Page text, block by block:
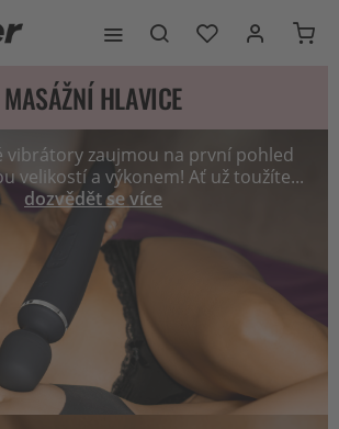
MASÁŽNÍ HLAVICE
vibrátory zaujmou na první pohled
velikostí a výkonem! Ať už toužíte...
dozvědět se více